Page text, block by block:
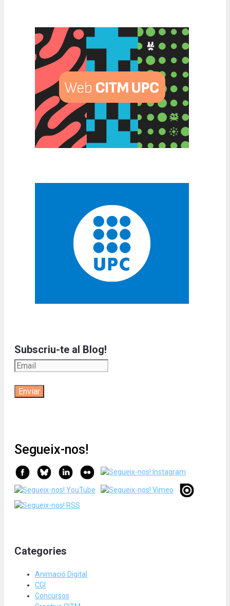
Subscriu-te al Blog!
Segueix-nos!
Categories
Animació Digital
CGI
Concursos